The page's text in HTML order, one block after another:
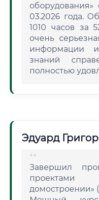
оборудования»
03.2026 года.
1010 часов за
очень
информации
знаний
полностью
Эдуард
Завершил
домостроении»